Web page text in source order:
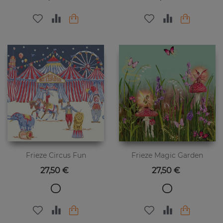
Frieze Circus Fun
Preis
27,50 €
Frieze Magic Garden
Preis
27,50 €